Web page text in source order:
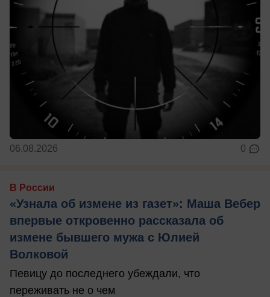
06.08.2026 0
В России
«Узнала об измене из газет»: Маша Вебер
впервые откровенно рассказала об
измене бывшего мужа с Юлией
Волковой
Певицу до последнего убеждали, что
переживать не о чем